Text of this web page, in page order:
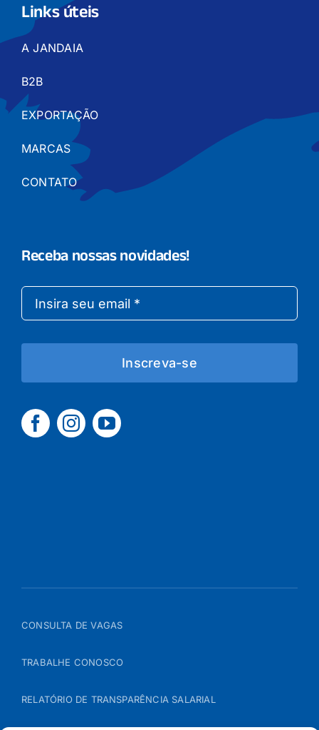
Links úteis
A JANDAIA
B2B
EXPORTAÇÃO
MARCAS
CONTATO
Receba nossas novidades!
Inscreva-se
CONSULTA DE VAGAS
TRABALHE CONOSCO
RELATÓRIO DE TRANSPARÊNCIA SALARIAL